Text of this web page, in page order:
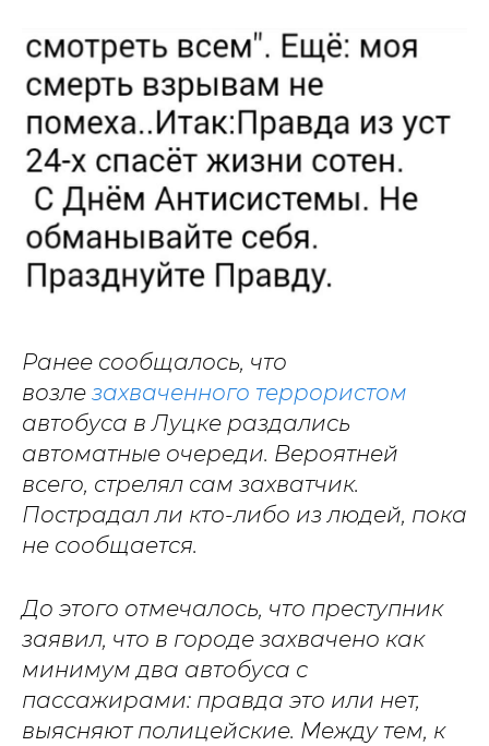
Ранее сообщалось, что
возле захваченного террористом
автобуса в Луцке раздались
автоматные очереди. Вероятней
всего, стрелял сам захватчик.
Пострадал ли кто-либо из людей, пока
не сообщается.
До этого отмечалось, что преступник
заявил, что в городе захвачено как
минимум два автобуса с
пассажирами: правда это или нет,
выясняют полицейские. Между тем, к